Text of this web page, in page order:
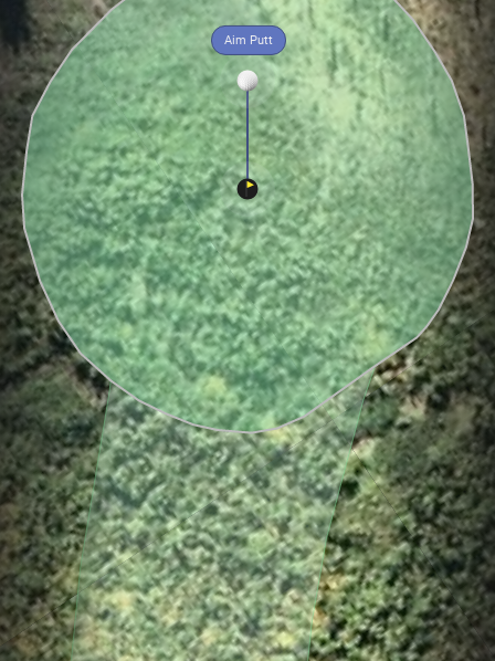
East/South
Hole Green
Par
370
0C
East/South
Hole Green
3
Par
375
0C
Aim Putt